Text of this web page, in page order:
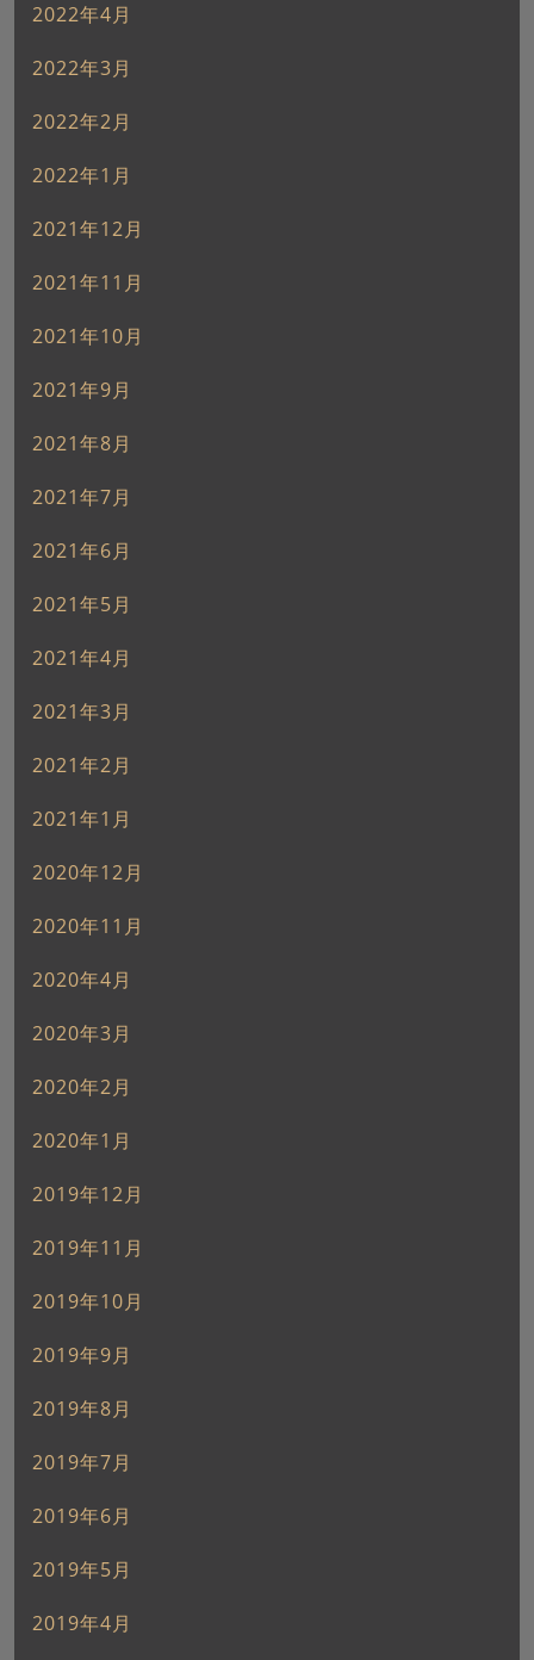
2022年4月
2022年3月
2022年2月
2022年1月
2021年12月
2021年11月
2021年10月
2021年9月
2021年8月
2021年7月
2021年6月
2021年5月
2021年4月
2021年3月
2021年2月
2021年1月
2020年12月
2020年11月
2020年4月
2020年3月
2020年2月
2020年1月
2019年12月
2019年11月
2019年10月
2019年9月
2019年8月
2019年7月
2019年6月
2019年5月
2019年4月